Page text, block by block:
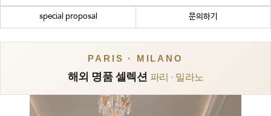
special proposal 문의하기
PARIS · MILANO
해외 명품 셀렉션 파리 · 밀라노